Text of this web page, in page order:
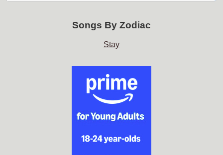
Songs By Zodiac
Stay